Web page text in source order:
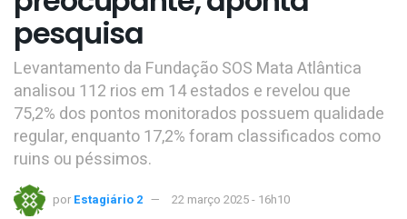
pesquisa
Levantamento da Fundação SOS Mata Atlântica
analisou 112 rios em 14 estados e revelou que
75,2% dos pontos monitorados possuem qualidade
regular, enquanto 17,2% foram classificados como
ruins ou péssimos.
por Estagiário 2 22 março 2025 - 16h10